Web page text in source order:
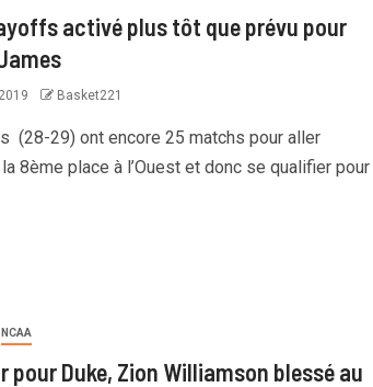
activé plus tôt que prévu pour
Basket221
(28-29) ont encore 25 matchs pour aller
8ème place à l’Ouest et donc se qualifier pour
NCAA
pour Duke, Zion Williamson blessé au